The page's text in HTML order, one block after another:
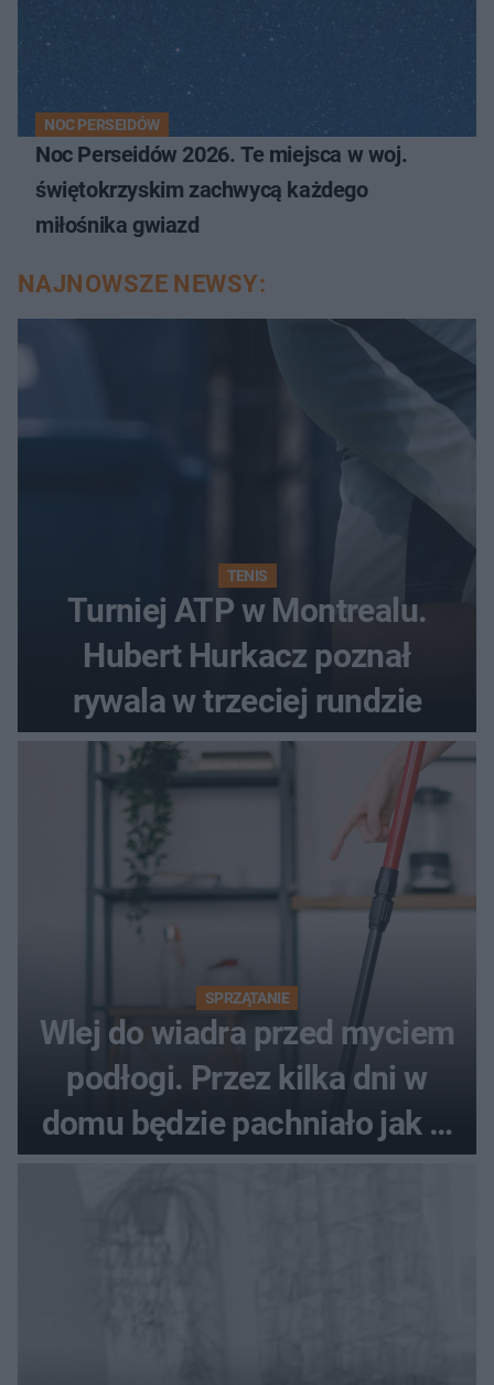
NOC PERSEIDÓW
Noc Perseidów 2026. Te miejsca w woj.
świętokrzyskim zachwycą każdego
miłośnika gwiazd
NAJNOWSZE NEWSY:
TENIS
Turniej ATP w Montrealu.
Hubert Hurkacz poznał
rywala w trzeciej rundzie
SPRZĄTANIE
Wlej do wiadra przed myciem
podłogi. Przez kilka dni w
domu będzie pachniało jak w
hotelu